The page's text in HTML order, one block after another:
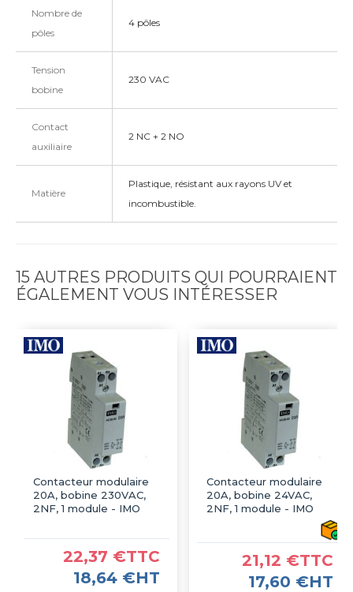
Nombre de
pôles
4 pôles
Tension
bobine
230 VAC
Contact
auxiliaire
2 NC + 2 NO
Matière
Plastique, résistant aux rayons UV et
incombustible.
15 AUTRES PRODUITS QUI POURRAIENT
ÉGALEMENT VOUS INTÉRESSER
Contacteur modulaire
20A, bobine 230VAC,
2NF, 1 module - IMO
22,37 €TTC
18,64 €HT
Contacteur modulaire
20A, bobine 24VAC,
2NF, 1 module - IMO
21,12 €TTC
17,60 €HT